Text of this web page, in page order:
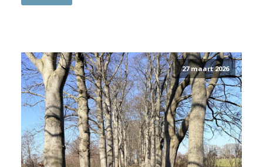
27 maart 2026